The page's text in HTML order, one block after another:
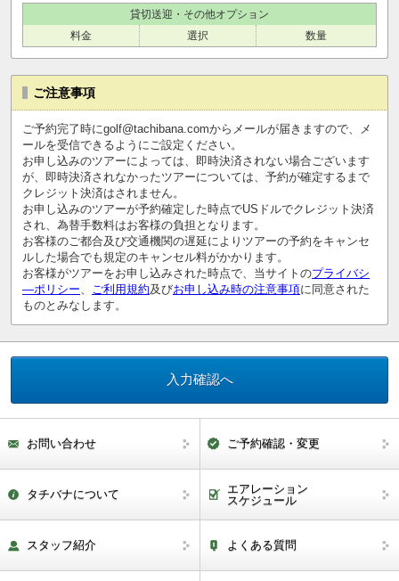
貸切送迎・その他オプション
料金
選択 数量
ご注意事項
ご予約完了時にgolf@tachibana.comからメールが届きますので、メ
ールを受信できるようにご設定ください。
お申し込みのツアーによっては、即時決済されない場合ございます
が、即時決済されなかったツアーについては、予約が確定するまで
クレジット決済はされません。
お申し込みのツアーが予約確定した時点でUSドルでクレジット決済
され、為替手数料はお客様の負担となります。
お客様のご都合及び交通機関の遅延によりツアーの予約をキャンセ
ルした場合でも規定のキャンセル料がかかります。
お客様がツアーをお申し込みされた時点で、当サイトのプライバシ
―ポリシー
ご利用規約及びお申し込み時の注意事項に同意された
ものとみなします。
お問い合わせ ご予約確認・変更
タチバナについて
エアレーション
スケジュール
スタッフ紹介 よくある質問